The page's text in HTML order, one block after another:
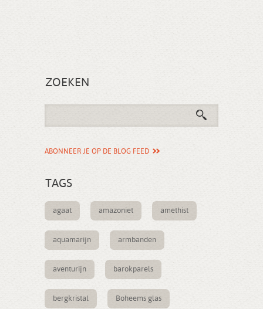
ZOEKEN
ABONNEER JE OP DE BLOG FEED
TAGS
agaat amazoniet amethist
aquamarijn armbanden
aventurijn barokparels
bergkristal Boheems glas